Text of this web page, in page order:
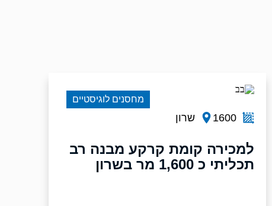
1600 שרון
למכירה קומת קרקע מבנה רב
תכליתי כ 1,600 מר בשרון
מחסנים לוגיסטיים